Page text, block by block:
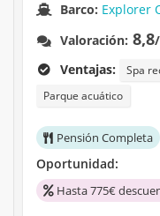
Barco: Explorer
Valoración: 8,8
Ventajas:
Spa
Parque acuático
Pensión Completa
Oportunidad:
Hasta 775€